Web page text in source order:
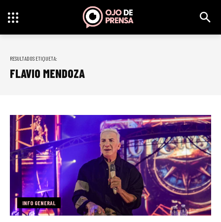
RESULTADOS ETIQUETA:
FLAVIO MENDOZA
INFO GENERAL